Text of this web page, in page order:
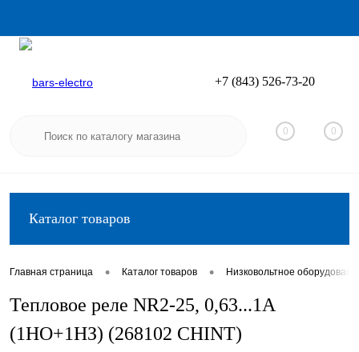
Вход
+7 (843) 526-73-20
0 0
Каталог товаров
Главная страница • Каталог товаров • Низковольтное
Тепловое реле NR2-25, 0,63...1А
(1НО+1НЗ) (268102 CHINT)